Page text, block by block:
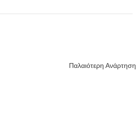
Παλαιότερη Ανάρτηση